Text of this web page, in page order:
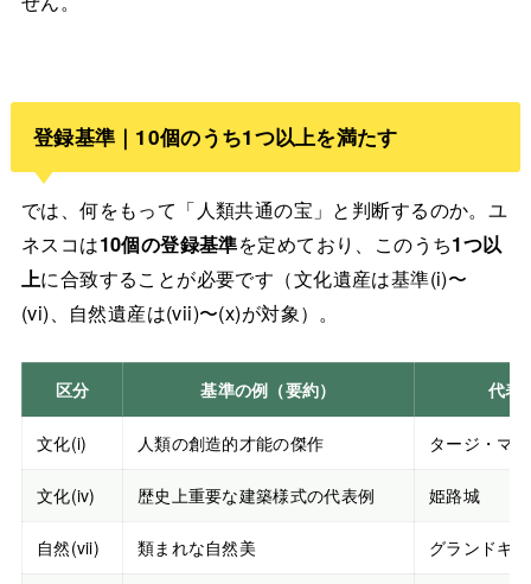
登録基準｜10個のうち1つ以上を満たす
では、何をもって「人類共通の宝」と判断するのか。ユ
ネスコは10個の登録基準を定めており、このうち1つ以
上に合致することが必要です（文化遺産は基準(i)〜
(vi)、自然遺産は(vii)〜(x)が対象）。
区分 基準の例（要約） 代表
文化(i) 人類の創造的才能の傑作 タージ・マ
文化(iv) 歴史上重要な建築様式の代表例 姫路城
自然(vii) 類まれな自然美 グランドキ